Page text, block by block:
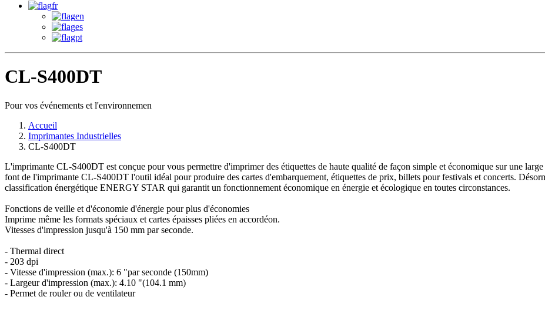
fr
en
es
pt
CL-S400DT
Pour vos événements et l'environnemen
Accueil
Imprimantes Industrielles
CL-S400DT
L'imprimante CL-S400DT est conçue pour vous permettre d'imprimer des étiquettes de haute qualité de façon simple et économique sur une large
font de l'imprimante CL-S400DT l'outil idéal pour produire des cartes d'embarquement, étiquettes de prix, billets pour festivals et concerts.
classification énergétique ENERGY STAR qui garantit un fonctionnement économique en énergie et écologique en toutes circonstances.
Fonctions de veille et d'économie d'énergie pour plus d'économies
Imprime même les formats spéciaux et cartes épaisses pliées en accordéon.
Vitesses d'impression jusqu'à 150 mm par seconde.
- Thermal direct
- 203 dpi
- Vitesse d'impression (max.): 6 "par seconde (150mm)
- Largeur d'impression (max.): 4.10 "(104.1 mm)
- Permet de rouler ou de ventilateur